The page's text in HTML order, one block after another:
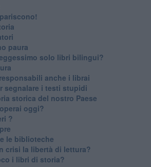
paura
solo libri bilingui?
anche i librai
segnalare i testi stupidi
storica del nostro Paese
oggi?
?
le biblioteche
crisi la libertà di lettura?
i libri di storia?